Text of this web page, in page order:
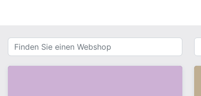
Finden
Sie
einen
{{
}}